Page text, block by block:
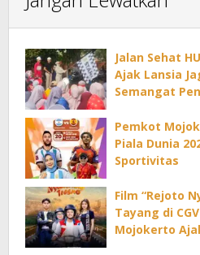
Jalan Sehat
Ajak Lansia
Semangat
Pemkot
Piala Dunia
Sportivitas
Film “Rejoto
Tayang di
Mojokerto